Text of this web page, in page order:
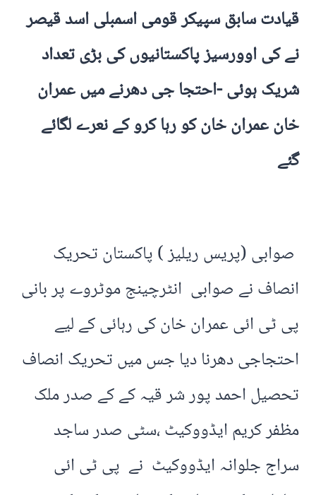
قیادت سابق سپیکر قومی اسمبلی اسد قیصر
نے کی اوورسیز پاکستانیوں کی بڑی تعداد
شریک ہوئی -احتجا جی دھرنے میں عمران
خان عمران خان کو رہا کرو کے نعرے لگائے
گئے
صوابی (پریس ریلیز ) پاکستان تحریک
انصاف نے صوابی انٹرچینج موٹروے پر بانی
پی ٹی ائی عمران خان کی رہائی کے لیے
احتجاجی دھرنا دیا جس میں تحریک انصاف
تحصیل احمد پور شر قیہ کے کے صدر ملک
مظفر کریم ایڈووکیٹ ،سٹی صدر ساجد
سراج جلوانہ ایڈووکیٹ نے پی ٹی ائی